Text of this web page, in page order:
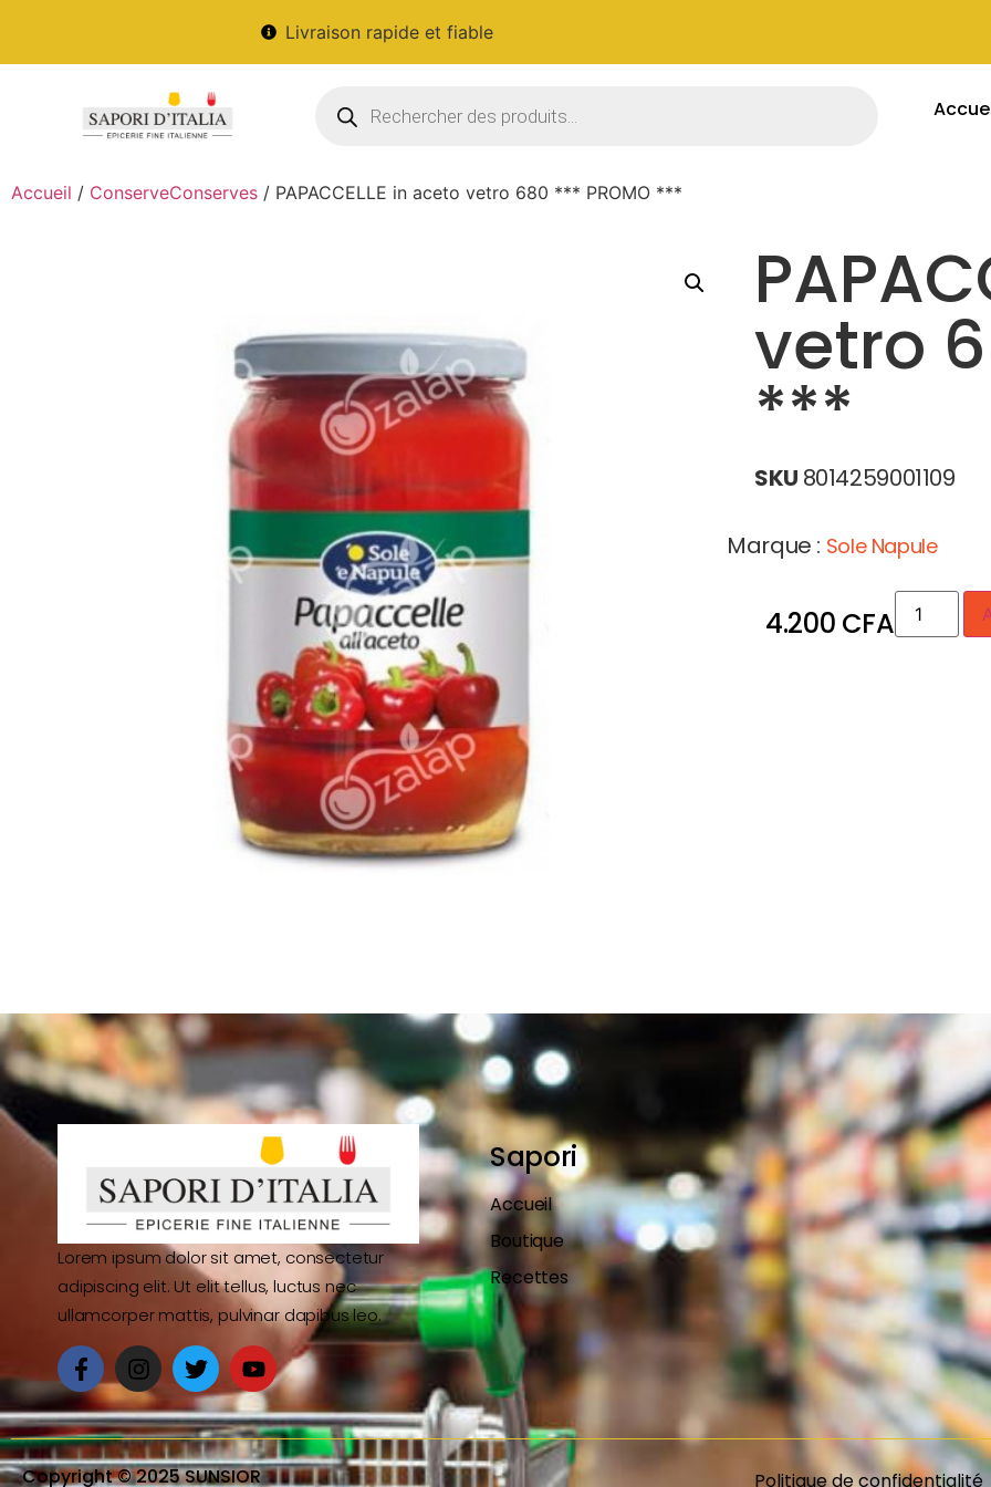
Livraison rapide et fiable
Accueil / ConserveConserves / PAPACCELLE in aceto vetro 680 *** PROMO ***
vetro
***
SKU 8014259001109
Marque : Sole Napule
4.200 CFA
Lorem ipsum dolor sit amet, consectetur
adipiscing elit. Ut elit tellus, luctus nec
ullamcorper mattis, pulvinar dapibus leo.
Sapori
Accueil
Boutique
Recettes
Copyright © 2025 SUNSIOR Politique de confidentialité